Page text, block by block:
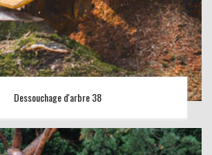
Dessouchage d'arbre 38